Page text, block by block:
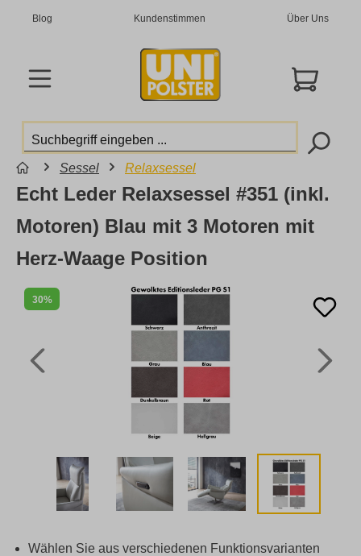
Blog Kundenstimmen Über Uns
Sessel Relaxsessel
30%
Echt Leder Relaxsessel #351 (inkl.
Motoren) Blau mit 3 Motoren mit
Herz-Waage Position
Wählen Sie aus verschiedenen Funktionsvarianten